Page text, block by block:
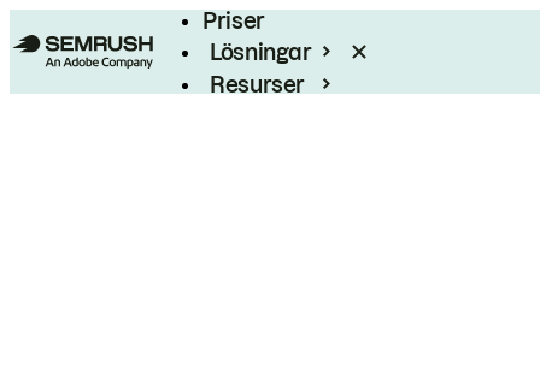
Priser
Lösningar
Resurser